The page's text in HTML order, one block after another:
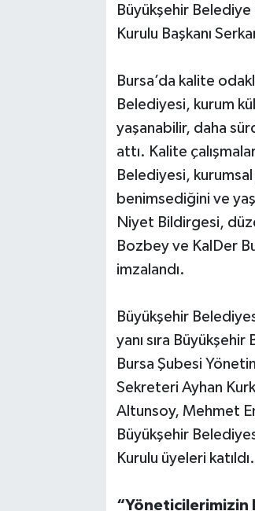
Büyükşehir
Kurulu Başkanı
Bursa’da kalite
Belediyesi, kurum
yaşanabilir, daha
attı. Kalite
Belediyesi, kurumsal
benimsediğini ve
Niyet Bildirgesi,
Bozbey ve KalDer
imzalandı.
Büyükşehir
yanı sıra
Bursa Şubesi
Sekreteri Ayhan
Altunsoy, Mehmet
Büyükşehir
Kurulu üyeleri katıldı.
“Yöneticilerimizin